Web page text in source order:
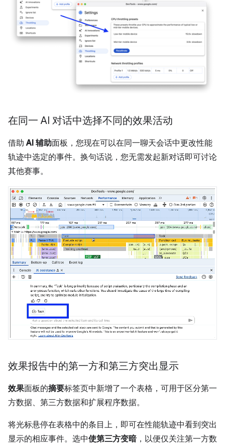
在同一 AI 对话中选择不同的效果活动
借助AI 辅助面板，您现在可以在同一聊天会话中更改性能
轨迹中选定的事件。换句话说，您无需发起新对话即可讨论
其他赛事。
效果报告中的第一方和第三方突出显示
效果面板的摘要标签页中新增了一个表格，可用于区分第一
方数据、第三方数据和扩展程序数据。
将光标悬停在表格中的条目上，即可在性能轨迹中看到突出
显示的相应事件。选中使第三方变暗，以便仅关注第一方数